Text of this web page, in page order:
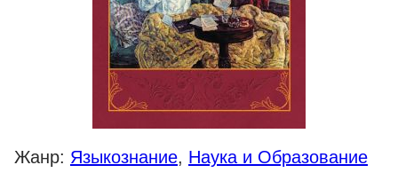
Жанр: Языкознание, Наука и Образование